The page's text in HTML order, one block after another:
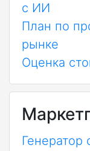
с ИИ
План по
рынке
Оценка
Генератор